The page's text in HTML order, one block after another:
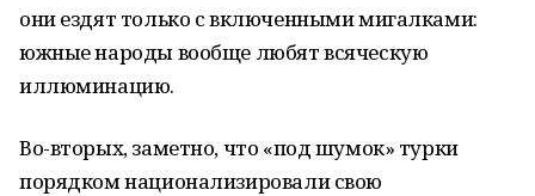
они ездят только с включенными мигалками:
южные народы вообще любят всяческую
иллюминацию.
Во-вторых, заметно, что «под шумок» турки
порядком национализировали свою